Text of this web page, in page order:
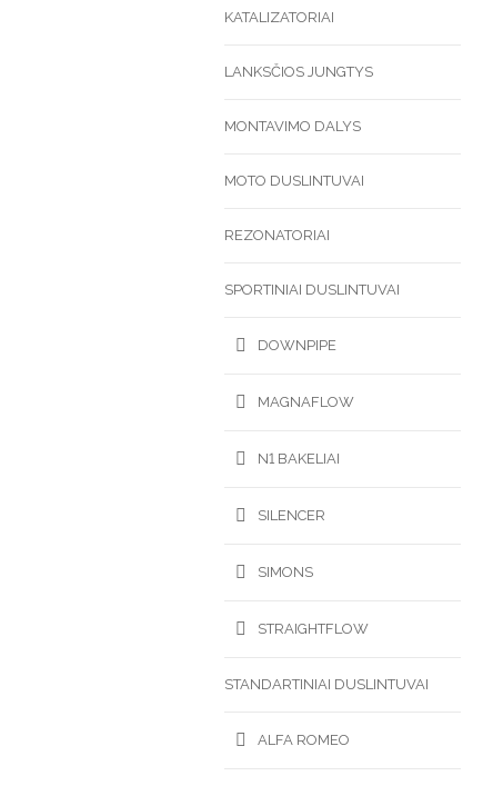
KATALIZATORIAI
LANKSČIOS JUNGTYS
MONTAVIMO DALYS
MOTO DUSLINTUVAI
REZONATORIAI
SPORTINIAI DUSLINTUVAI
DOWNPIPE
MAGNAFLOW
N1 BAKELIAI
SILENCER
SIMONS
STRAIGHTFLOW
STANDARTINIAI DUSLINTUVAI
ALFA ROMEO